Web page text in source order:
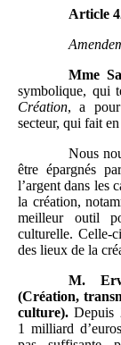
Article
Mme
symbolique, qui
Création, a pour
secteur, qui fait
Nous
être épargnés
l’argent dans les
la création,
meilleur outil
culturelle. Celle-
des lieux de la
M.
(Création,
culture). Depuis
1 milliard